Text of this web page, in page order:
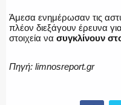
Άμεσα ενημέρωσαν τις
πλέον διεξάγουν έρευνα
στοιχεία να συγκλίνουν
Πηγή: limnosreport.gr